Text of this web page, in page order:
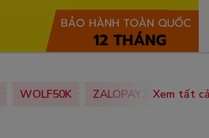
WOLF50K ZALOPAY25KXem tất cả